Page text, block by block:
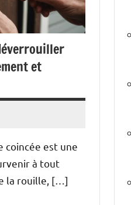
et
coincée est une
à tout
la rouille, […]